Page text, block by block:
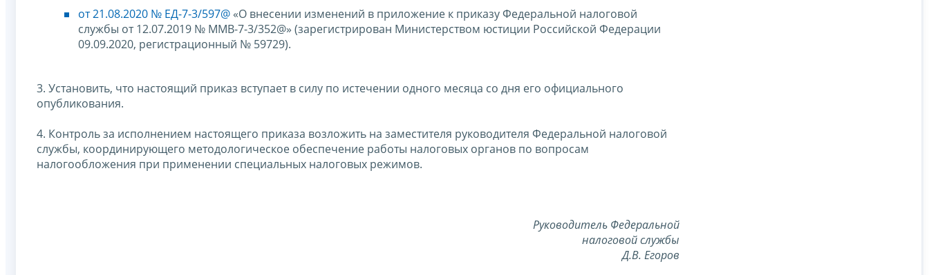
от 21.08.2020 № ЕД-7-3/597@ «О внесении изменений в приложение к приказу Федеральной налоговой
службы от 12.07.2019 № ММВ-7-3/352@» (зарегистрирован Министерством юстиции Российской Федерации
09.09.2020, регистрационный № 59729).
3. Установить, что настоящий приказ вступает в силу по истечении одного месяца со дня его официального
опубликования.
4. Контроль за исполнением настоящего приказа возложить на заместителя руководителя Федеральной налоговой
службы, координирующего методологическое обеспечение работы налоговых органов по вопросам
налогообложения при применении специальных налоговых режимов.
Руководитель Федеральной
налоговой службы
Д.В. Егоров